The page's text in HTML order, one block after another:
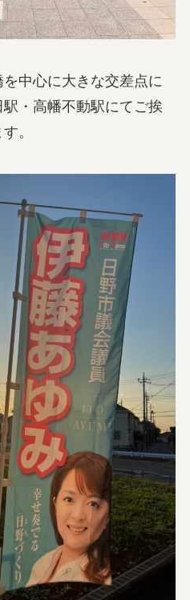
中心に大きな交差点に
・高幡不動駅にてご挨
。